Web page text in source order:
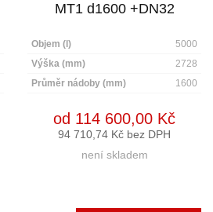
MT1 d1600 +DN32
Objem (l)
5000
Výška (mm)
2728
Průměr nádoby (mm)
1600
od 114 600,00 Kč
94 710,74 Kč bez DPH
není skladem